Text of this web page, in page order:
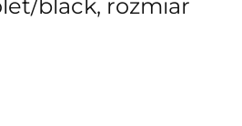
black, rozmiar